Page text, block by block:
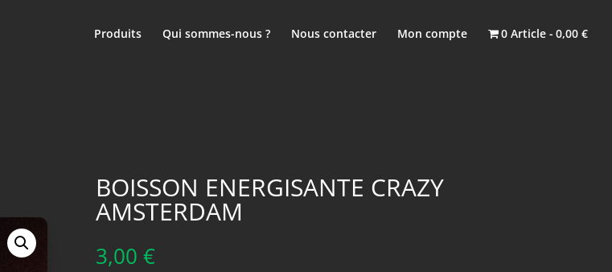
Produits Qui sommes-nous ? Nous contacter Mon compte 0 Article 0,00 €
BOISSON ENERGISANTE CRAZY
AMSTERDAM
3,00 €